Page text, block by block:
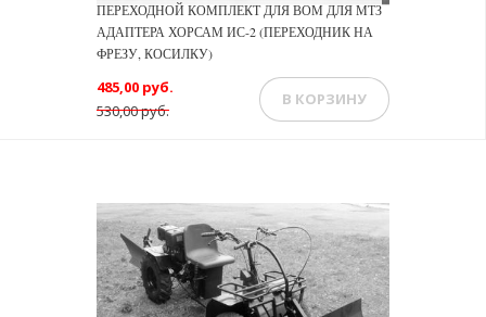
ПЕРЕХОДНОЙ КОМПЛЕКТ ДЛЯ ВОМ ДЛЯ МТЗ
АДАПТЕРА ХОРСАМ ИС-2 (ПЕРЕХОДНИК НА
ФРЕЗУ, КОСИЛКУ)
530,00 руб.
485,00 руб.
В КОРЗИНУ